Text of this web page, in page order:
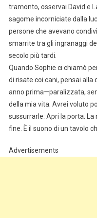
tramonto, osservai David e
sagome incorniciate dalla
persone che avevano
smarrite tra gli ingranaggi
secolo più tardi.
Quando Sophie ci chiamò
di risate coi cani, pensai alla
anno prima—paralizzata,
della mia vita. Avrei voluto
sussurrarle: Apri la porta.
fine. È il suono di un tavolo
Advertisements